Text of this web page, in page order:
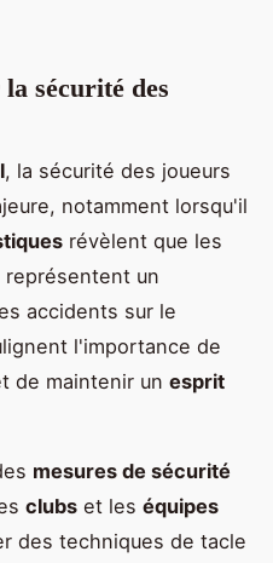
sécurité des
, la sécurité des joueurs
notamment lorsqu'il
révèlent que les
représentent un
accidents sur le
l'importance de
de maintenir un esprit
mesures de sécurité
clubs et les équipes
des techniques de tacle